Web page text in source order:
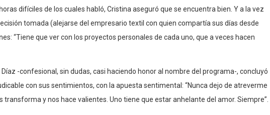
difíciles de los cuales habló, Cristina aseguró que se encuentra bien. Y a la vez
tomada (alejarse del empresario textil con quien compartía sus días desde
“Tiene que ver con los proyectos personales de cada uno, que a veces hacen
-confesional, sin dudas, casi haciendo honor al nombre del programa-, concluyó
con sus sentimientos, con la apuesta sentimental: “Nunca dejo de atreverme
transforma y nos hace valientes. Uno tiene que estar anhelante del amor. Siempre”.